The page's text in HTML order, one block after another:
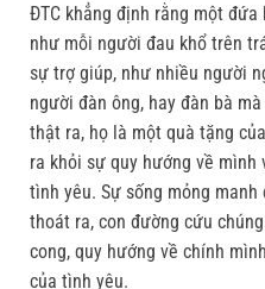
ĐTC khẳng định rằng một
như mỗi người đau khổ trên
sự trợ giúp, như nhiều người
người đàn ông, hay đàn bà
thật ra, họ là một quà tặng
ra khỏi sự quy hướng về
tình yêu. Sự sống mỏng
thoát ra, con đường cứu
cong, quy hướng về chính
của tình yêu.